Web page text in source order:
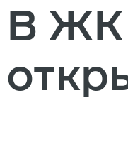
В ЖК